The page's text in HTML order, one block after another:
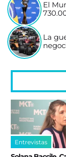
El
La
Entrevistas